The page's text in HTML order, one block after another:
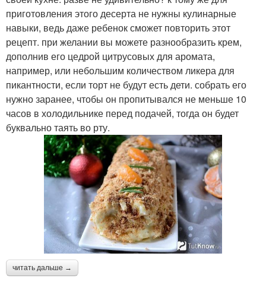
приготовления этого десерта не нужны кулинарные
навыки, ведь даже ребенок сможет повторить этот
рецепт. при желании вы можете разнообразить крем,
дополнив его цедрой цитрусовых для аромата,
например, или небольшим количеством ликера для
пикантности, если торт не будут есть дети. собрать его
нужно заранее, чтобы он пропитывался не меньше 10
часов в холодильнике перед подачей, тогда он будет
буквально таять во рту.
читать дальше →